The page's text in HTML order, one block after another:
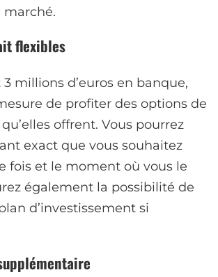
flexibles
millions d’euros en banque,
de profiter des options de
offrent. Vous pourrez
exact que vous souhaitez
fois et le moment où vous le
également la possibilité de
d’investissement si